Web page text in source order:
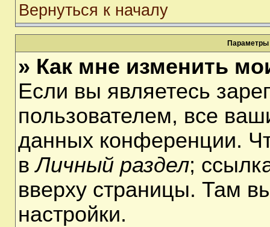
Вернуться к началу
Параметры
» Как мне изменить
Если вы являетесь
пользователем, все
данных конференции.
вЛичный раздел;
вверху страницы. Там
настройки.